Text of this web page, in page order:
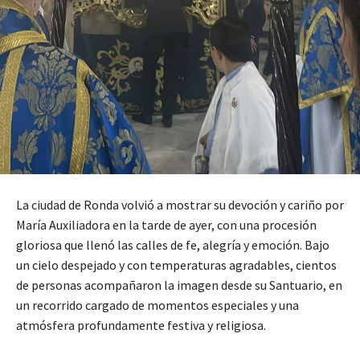
La ciudad de Ronda volvió a mostrar su devoción y cariño por
María Auxiliadora en la tarde de ayer, con una procesión
gloriosa que llenó las calles de fe, alegría y emoción. Bajo
un cielo despejado y con temperaturas agradables, cientos
de personas acompañaron la imagen desde su Santuario, en
un recorrido cargado de momentos especiales y una
atmósfera profundamente festiva y religiosa.